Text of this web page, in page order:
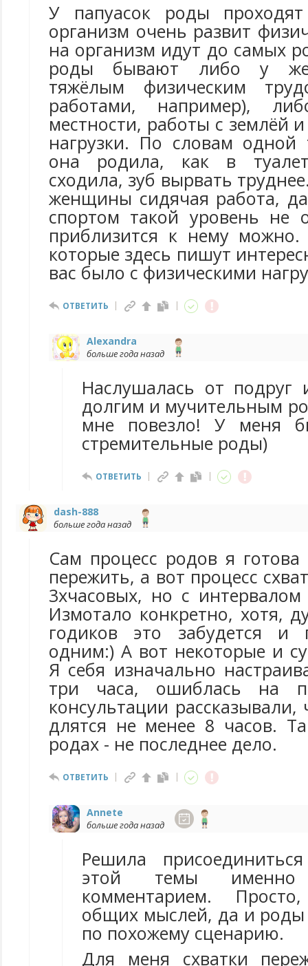
У папуасок роды
организм очень развит
на организм идут до самых
роды бывают либо у
тяжёлым физическим
работами, например),
местности, работы с землёй
нагрузки. По словам одной
она родила, как в
сходила, зуб вырвать
женщины сидячая работа,
спортом такой уровень не
приблизится к нему можно.
которые здесь пишут
вас было с физическими
ОТВЕТИТЬ
Alexandra
больше года назад
Наслушалась от
долгим и мучительным
мне повезло! У меня
стремительные роды)
ОТВЕТИТЬ
dash-888
больше года назад
Сам процесс родов я
пережить, а вот процесс
3хчасовых, но с
Измотало конкретно, хотя,
годиков это забудется
одним:) А вот некоторые и
Я себя изначально
три часа, ошиблась на
консультации
длятся не менее 8 часов.
родах - не последнее дело.
ОТВЕТИТЬ
Annete
больше года назад
Решила
этой темы
комментарием.
общих мыслей, да и роды
по похожему сценарию.
Для меня схватки